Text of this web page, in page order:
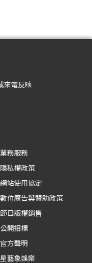
來電反映
業務服務
隱私權政策
網站使用協定
數位廣告與贊助政策
節目版權銷售
公開招標
官方聲明
星藝象娛樂